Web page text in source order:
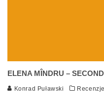
ELENA MÎNDRU –
Konrad Puławski Recenzje